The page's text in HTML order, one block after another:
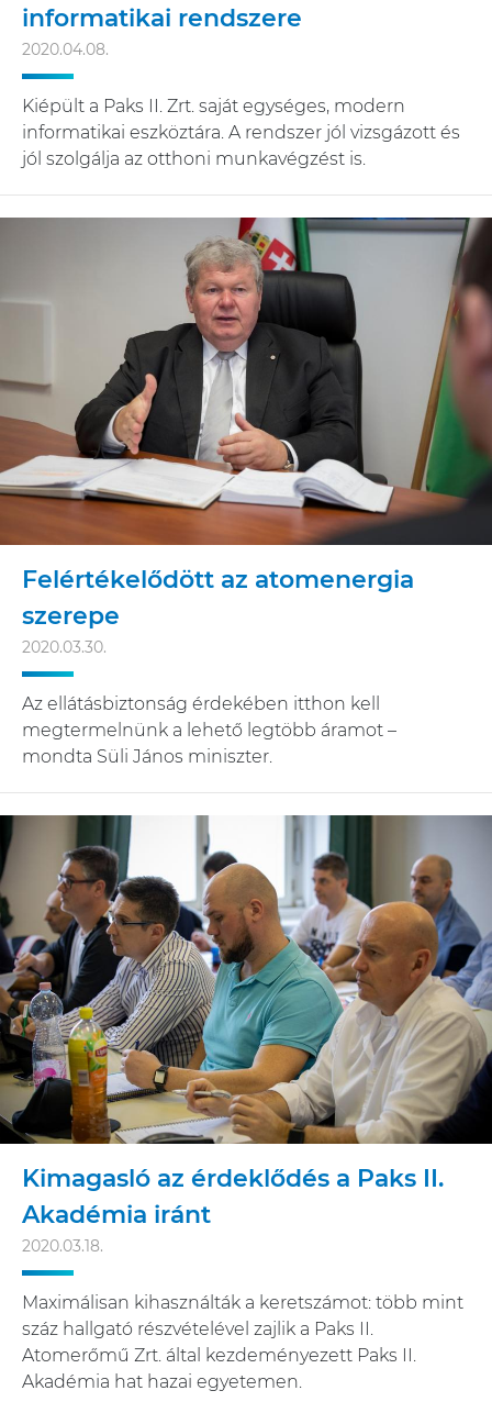
informatikai rendszere
2020.04.08.
Kiépült a Paks II. Zrt. saját egységes, modern
informatikai eszköztára. A rendszer jól vizsgázott és
jól szolgálja az otthoni munkavégzést is.
Felértékelődött az atomenergia
szerepe
2020.03.30.
Az ellátásbiztonság érdekében itthon kell
megtermelnünk a lehető legtöbb áramot –
mondta Süli János miniszter.
Kimagasló az érdeklődés a Paks II.
Akadémia iránt
2020.03.18.
Maximálisan kihasználták a keretszámot: több mint
száz hallgató részvételével zajlik a Paks II.
Atomerőmű Zrt. által kezdeményezett Paks II.
Akadémia hat hazai egyetemen.